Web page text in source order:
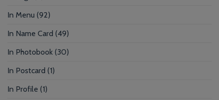
In Menu (92)
In Name Card (49)
In Photobook (30)
In Postcard (1)
In Profile (1)